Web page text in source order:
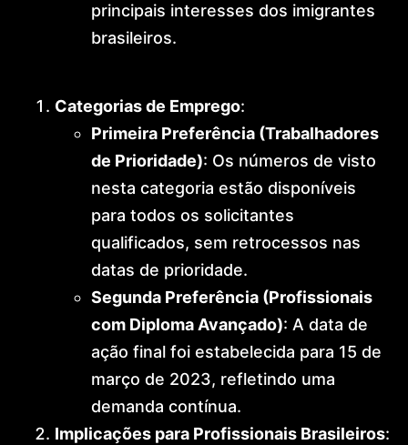
principais interesses dos imigrantes
brasileiros.
Categorias de Emprego:
Primeira Preferência (Trabalhadores
de Prioridade): Os números de visto
nesta categoria estão disponíveis
para todos os solicitantes
qualificados, sem retrocessos nas
datas de prioridade.
Segunda Preferência (Profissionais
com Diploma Avançado): A data de
ação final foi estabelecida para 15 de
março de 2023, refletindo uma
demanda contínua.
Implicações para Profissionais Brasileiros: